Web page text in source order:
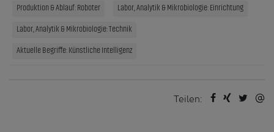
Produktion & Ablauf: Roboter Labor, Analytik & Mikrobiologie: Einrichtung
Labor, Analytik & Mikrobiologie: Technik
Aktuelle Begriffe: Künstliche Intelligenz
Teilen: